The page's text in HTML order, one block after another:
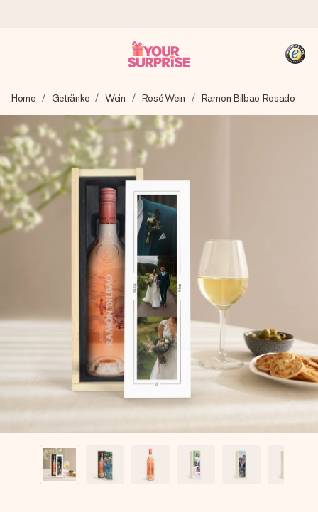
Wir bereiten dein Geschenk sorgfältig vor und schicken es
blitzschnell – damit du es genau zum richtigen Zeitpunkt
überreichen kannst, wenn es am meisten zählt.
4,8 (basierend auf +15.000 Bewertungen)
Unsere Geschenke begeistern. Kunden bewerten uns mit
4,8 bei Google Reviews (Gesamtergebnis aller Länder, in
die wir versenden).
+49 39292 929695
Montag - Freitag : 8:30 - 17:00 Uhr
Samstag - Sonntag : 8:30 - 13:00 Uhr
Home Getränke Wein Rosé Wein Ramon Bilbao Rosado